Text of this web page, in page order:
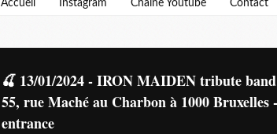
Accueil Instagram Chaîne Youtube Contact
🍒 13/01/2024 - IRON MAIDEN tribute
55, rue Maché au Charbon à 1000
entrance